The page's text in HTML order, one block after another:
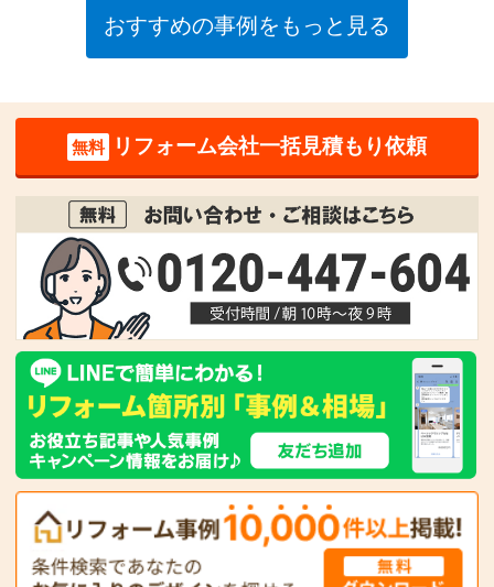
おすすめの事例をもっと見る
無料 リフォーム会社一括見積もり依頼